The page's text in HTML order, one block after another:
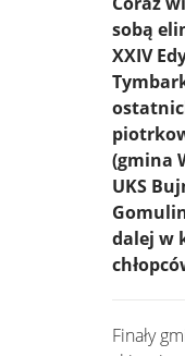
sobą
XXIV
(gmina
UKS
dalej w
Finały